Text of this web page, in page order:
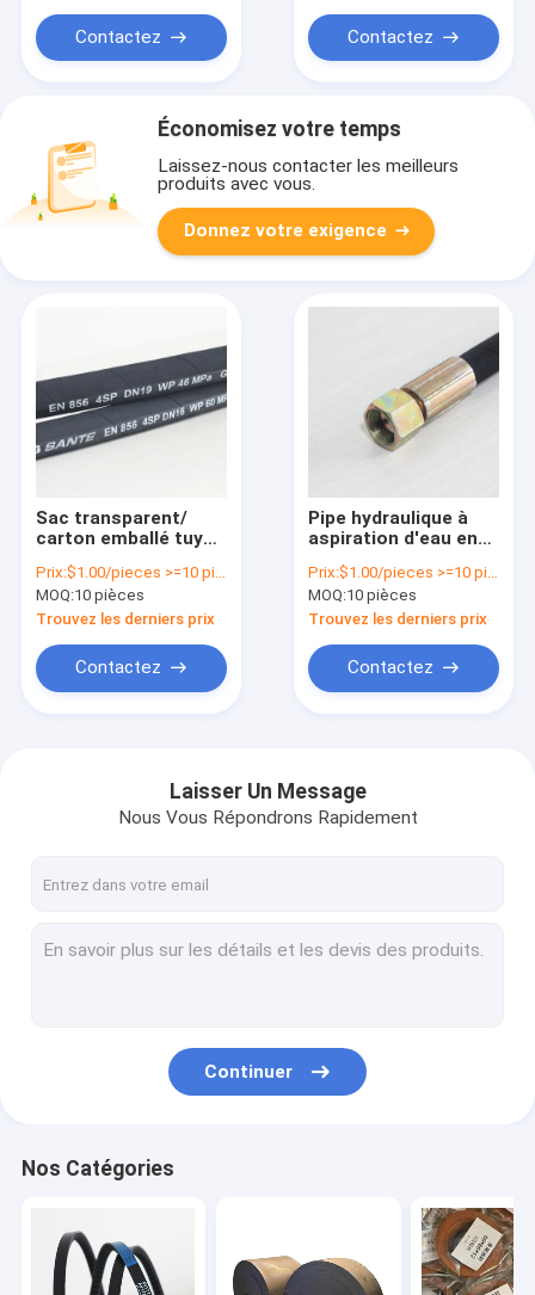
Aperçu
Vidéos
Contactez Contactez
Économisez votre temps
Laissez-nous contacter les meilleurs
produits avec vous.
Donnez votre exigence
Sac transparent/
carton emballé tuyau
transfert d'huile
résistant à la chaleur
Prix:$1.00/pieces >=10 pieces
MOQ:10 pièces
Trouvez les derniers prix
Contactez
Pipe hydraulique à
aspiration d'eau en
pression pour
applications lourdes
Prix:$1.00/pieces >=10 pieces
MOQ:10 pièces
Trouvez les derniers prix
Contactez
Laisser Un Message
Nous Vous Répondrons Rapidement
Continuer
Nos Catégories